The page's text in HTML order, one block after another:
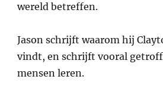
wereld betreffen.
Jason schrijft waarom hij
vindt, en schrijft vooral
mensen leren.